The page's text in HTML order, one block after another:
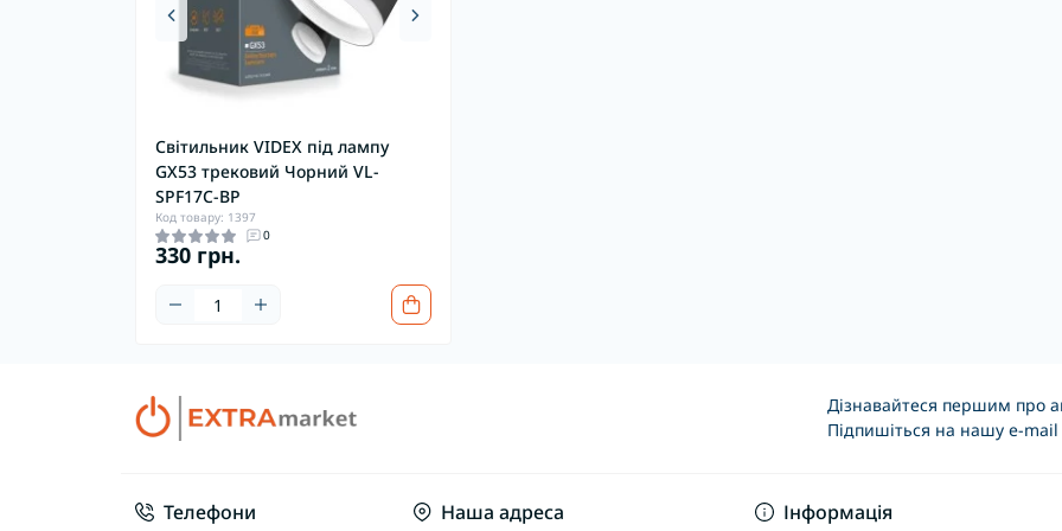
Світильник VIDEX під лампу
GX53 трековий Чорний VL-
SPF17C-BP
Код товару: 1397
0
330 грн.
Дізнавайтеся першим про
Підпишіться на нашу e-mail
Телефони Наша адреса Інформація